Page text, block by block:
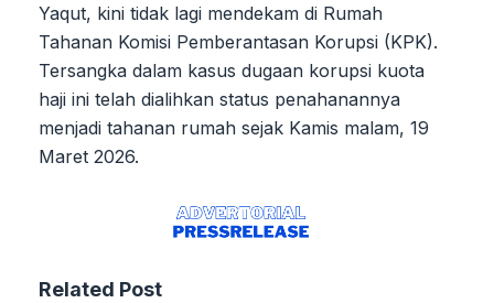
Yaqut, kini tidak lagi mendekam di Rumah
Tahanan Komisi Pemberantasan Korupsi (KPK).
Tersangka dalam kasus dugaan korupsi kuota
haji ini telah dialihkan status penahanannya
menjadi tahanan rumah sejak Kamis malam, 19
Maret 2026.
Related Post